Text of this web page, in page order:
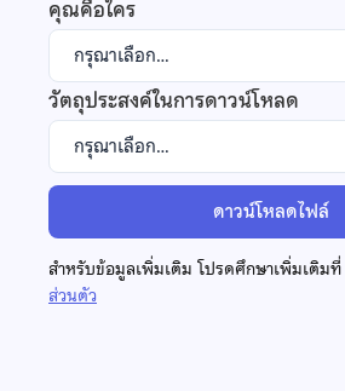
คุณคือใคร
วัตถุประสงค์ในการดาวน์โหลด
ดาวน์โหลดไฟล์
สำหรับข้อมูลเพิ่มเติม โปรดศึกษาเพิ่มเติมที่
ส่วนตัว